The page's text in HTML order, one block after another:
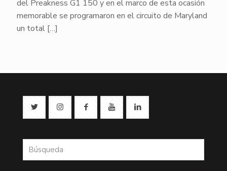
del Preakness G1 150 y en el marco de esta ocasión
memorable se programaron en el circuito de Maryland
un total […]